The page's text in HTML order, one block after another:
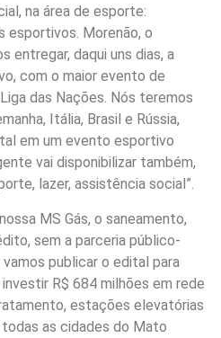
na área de esporte:
esportivos. Morenão, o
entregar, daqui uns dias, a
com o maior evento de
das Nações. Nós teremos
Itália, Brasil e Rússia,
em um evento esportivo
vai disponibilizar também,
lazer, assistência social”.
MS Gás, o saneamento,
sem a parceria público-
publicar o edital para
R$ 684 milhões em rede
estações elevatórias
as cidades do Mato